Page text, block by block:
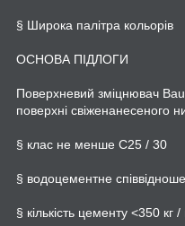
§ Широка палітра кольорів
ОСНОВА ПІДЛОГИ
Поверхневий зміцнювач
поверхні свіженанесеного
§ клас не менше C25 / 30
§ водоцементне
§ кількість цементу <350 кг